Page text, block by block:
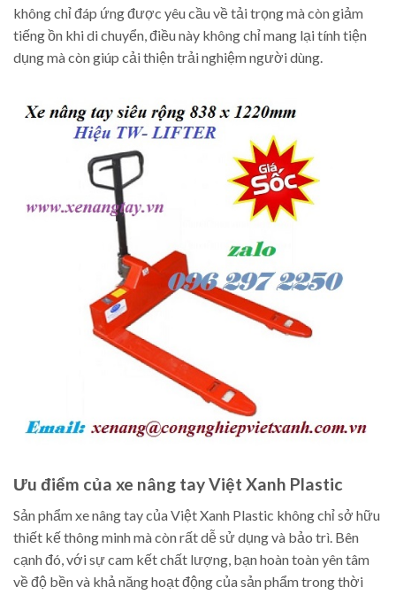
không chỉ đáp ứng được yêu cầu về tải trọng mà còn giảm
tiếng ồn khi di chuyển, điều này không chỉ mang lại tính tiện
dụng mà còn giúp cải thiện trải nghiệm người dùng.
Ưu điểm của xe nâng tay Việt Xanh Plastic
Sản phẩm xe nâng tay của Việt Xanh Plastic không chỉ sở hữu
thiết kế thông minh mà còn rất dễ sử dụng và bảo trì. Bên
cạnh đó, với sự cam kết chất lượng, bạn hoàn toàn yên tâm
về độ bền và khả năng hoạt động của sản phẩm trong thời